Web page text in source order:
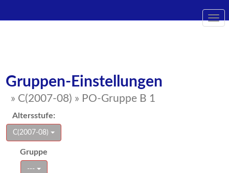
Gruppen-Einstellungen
» C(2007-08) » PO-Gruppe B 1
Altersstufe:
C(2007-08)
Gruppe
---